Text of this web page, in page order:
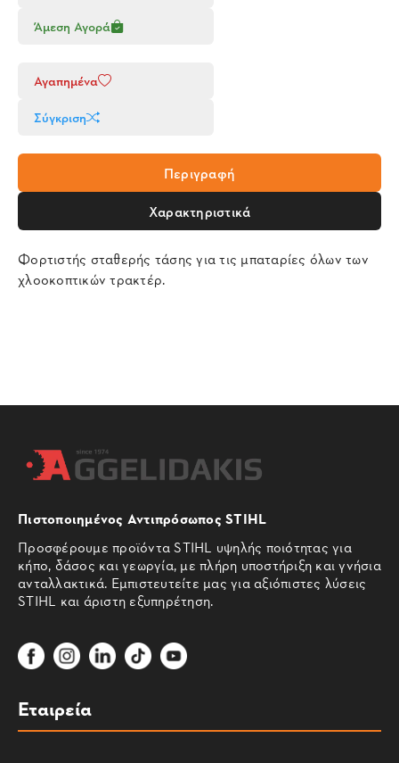
Άμεση Αγορά
Αγαπημένα
Σύγκριση
Περιγραφή
Χαρακτηριστικά
Φορτιστής σταθερής τάσης για τις μπαταρίες όλων των
χλοοκοπτικών τρακτέρ.
Πιστοποιημένος Αντιπρόσωπος STIHL
Προσφέρουμε προϊόντα STIHL υψηλής ποιότητας για
κήπο, δάσος και γεωργία, με πλήρη υποστήριξη και γνήσια
ανταλλακτικά. Εμπιστευτείτε μας για αξιόπιστες λύσεις
STIHL και άριστη εξυπηρέτηση.
Εταιρεία